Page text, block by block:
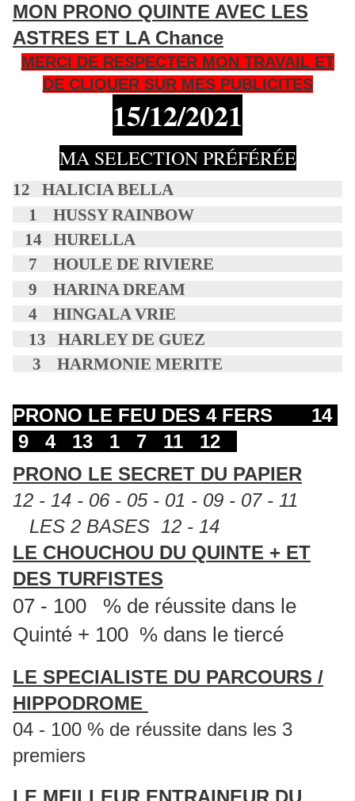
MON PRONO QUINTE AVEC LES
ASTRES ET LA Chance
MERCI DE RESPECTER MON TRAVAIL ET
DE CLIQUER SUR MES PUBLICITES
15/12/2021
MA SELECTION PRÉFÉRÉE
12 HALICIA BELLA
1 HUSSY RAINBOW
14 HURELLA
7 HOULE DE RIVIERE
9 HARINA DREAM
4 HINGALA VRIE
13 HARLEY DE GUEZ
3 HARMONIE MERITE
PRONO LE FEU DES 4 FERS 14
9 4 13 1 7 11 12
PRONO LE SECRET DU PAPIER
12 - 14 - 06 - 05 - 01 - 09 - 07 - 11
LES 2 BASES 12 - 14
LE CHOUCHOU DU QUINTE + ET
DES TURFISTES
07 - 100 % de réussite dans le
Quinté + 100 % dans le tiercé
LE SPECIALISTE DU PARCOURS /
HIPPODROME
04 - 100 % de réussite dans les 3
premiers
LE MEILLEUR ENTRAINEUR DU